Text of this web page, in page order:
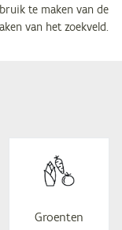
te maken van de
van het zoekveld.
Groen­ten